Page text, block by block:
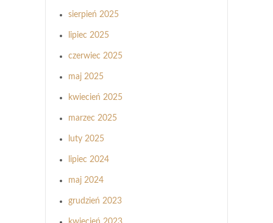
sierpień 2025
lipiec 2025
czerwiec 2025
maj 2025
kwiecień 2025
marzec 2025
luty 2025
lipiec 2024
maj 2024
grudzień 2023